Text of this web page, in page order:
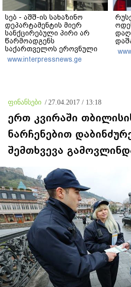
სებ - აშშ-ის სახაზინო
დეპარტამენტის მიერ
სანქცირებული პირი არ
წარმოადგენს
საქართველოს ეროვნული
ბანკის რეგულირებულ
www.interpressnews.ge
ფინანსები / 27.04.2017 / 13:18
ერთ კვირაში
ნარჩენებით
შემთხვევა